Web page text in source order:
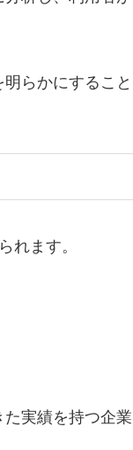
らかにすること
れます。
た実績を持つ企業